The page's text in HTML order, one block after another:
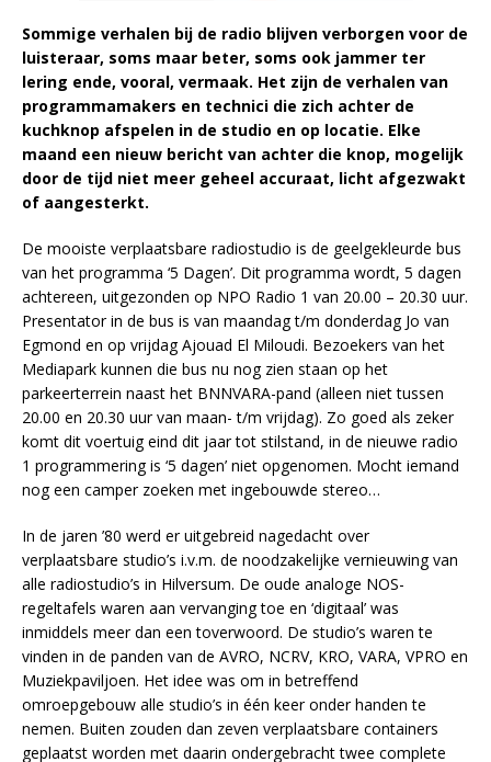
Sommige verhalen bij de radio blijven verborgen voor de
luisteraar, soms maar beter, soms ook jammer ter
lering ende, vooral, vermaak. Het zijn de verhalen van
programmamakers en technici die zich achter de
kuchknop afspelen in de studio en op locatie. Elke
maand een nieuw bericht van achter die knop, mogelijk
door de tijd niet meer geheel accuraat, licht afgezwakt
of aangesterkt.
De mooiste verplaatsbare radiostudio is de geelgekleurde bus
van het programma ‘5 Dagen’. Dit programma wordt, 5 dagen
achtereen, uitgezonden op NPO Radio 1 van 20.00 – 20.30 uur.
Presentator in de bus is van maandag t/m donderdag Jo van
Egmond en op vrijdag Ajouad El Miloudi. Bezoekers van het
Mediapark kunnen die bus nu nog zien staan op het
parkeerterrein naast het BNNVARA-pand (alleen niet tussen
20.00 en 20.30 uur van maan- t/m vrijdag). Zo goed als zeker
komt dit voertuig eind dit jaar tot stilstand, in de nieuwe radio
1 programmering is ‘5 dagen’ niet opgenomen. Mocht iemand
nog een camper zoeken met ingebouwde stereo…
In de jaren ’80 werd er uitgebreid nagedacht over
verplaatsbare studio’s i.v.m. de noodzakelijke vernieuwing van
alle radiostudio’s in Hilversum. De oude analoge NOS-
regeltafels waren aan vervanging toe en ‘digitaal’ was
inmiddels meer dan een toverwoord. De studio’s waren te
vinden in de panden van de AVRO, NCRV, KRO, VARA, VPRO en
Muziekpaviljoen. Het idee was om in betreffend
omroepgebouw alle studio’s in één keer onder handen te
nemen. Buiten zouden dan zeven verplaatsbare containers
geplaatst worden met daarin ondergebracht twee complete